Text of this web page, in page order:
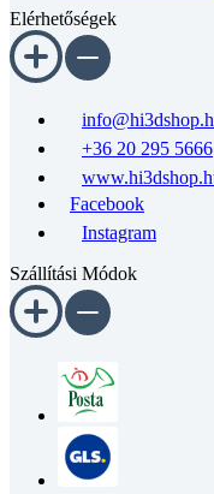
+36 20 295 5666
www.hi3dshop.hu
Facebook
Instagram